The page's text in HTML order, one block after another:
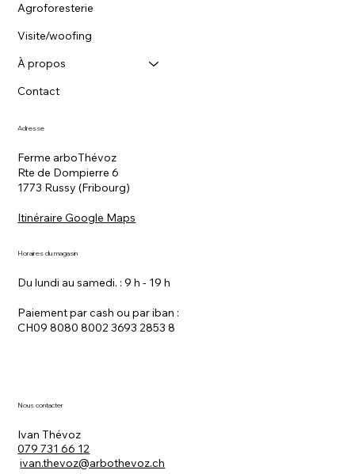
Agroforesterie
Visite/woofing
À propos
Contact
Adresse
Ferme arboThévoz
Rte de Dompierre 6
1773 Russy (Fribourg)
Itinéraire Google Maps
Horaires du magasin
Du lundi au samedi. : 9 h - 19 h
Paiement par cash ou par iban :
CH09 8080 8002 3693 2853 8
Nous contacter
Ivan Thévoz
079 731 66 12
ivan.thevoz@arbothevoz.ch